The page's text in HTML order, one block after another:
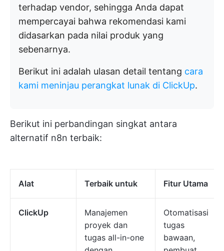
terhadap vendor, sehingga Anda dapat
mempercayai bahwa rekomendasi kami
didasarkan pada nilai produk yang
sebenarnya.
Berikut ini adalah ulasan detail tentang cara
kami meninjau perangkat lunak di ClickUp.
Berikut ini perbandingan singkat antara
alternatif n8n terbaik:
Alat Terbaik untuk Fitur Utama
ClickUp
Manajemen
proyek dan
tugas all-in-one
Otomatisasi
tugas
bawaan,